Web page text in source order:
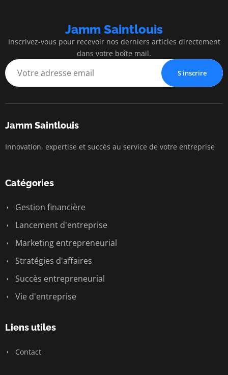
Jamm Saintlouis
Inscrivez-vous pour recevoir nos derniers articles directement
dans votre boîte mail.
S'inscrire
Jamm Saintlouis
Innovation, expertise et succès au service de votre entreprise
Catégories
Gestion financière
Lancement d'entreprise
Marketing entrepreneurial
Stratégies d'affaires
Succès entrepreneurial
Vie d'entreprise
Liens utiles
Contact